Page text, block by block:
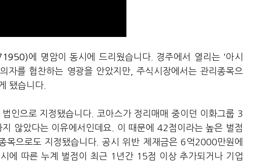
에 명암이 동시에 드리웠습니다. 경주에서 열리는 '아시
자를 협찬하는 영광을 안았지만, 주식시장에서는 관리종목으
됐습니다.
인으로 지정됐습니다. 코아스가 정리매매 중이던 이화그룹 3
않았다는 이유에서인데요. 이 때문에 42점이라는 높은 벌점
으로도 지정됐습니다. 공시 위반 제재금은 6억2000만원에
에 따른 누계 벌점이 최근 1년간 15점 이상 추가되거나 기업